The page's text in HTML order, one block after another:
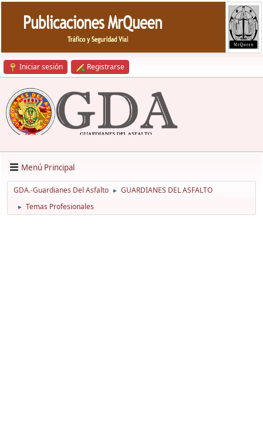
Iniciar sesión Registrarse
Menú Principal
GDA.-Guardianes Del Asfalto ► GUARDIANES DEL ASFALTO
► Temas Profesionales